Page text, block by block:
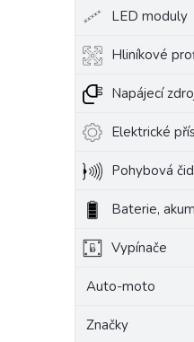
LED moduly
Hliníkové
Napájecí
Elektrické
Pohybová
Baterie,
Vypínače
Auto-moto
Značky